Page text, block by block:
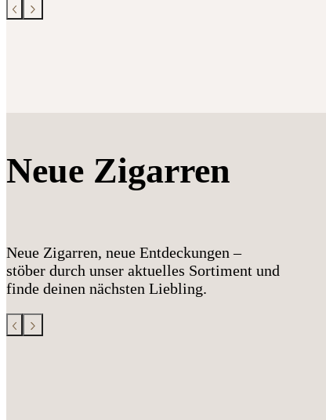
Neue Zigarren
Neue Zigarren, neue Entdeckungen –
stöber durch unser aktuelles Sortiment und
finde deinen nächsten Liebling.